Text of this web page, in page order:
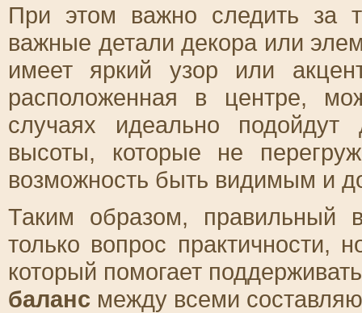
При этом важно следить за
важные детали декора или
имеет яркий узор или
расположенная в центре,
случаях идеально
высоты, которые не
возможность быть видимым и
Таким образом,
только вопрос
который помогает
баланс между всеми